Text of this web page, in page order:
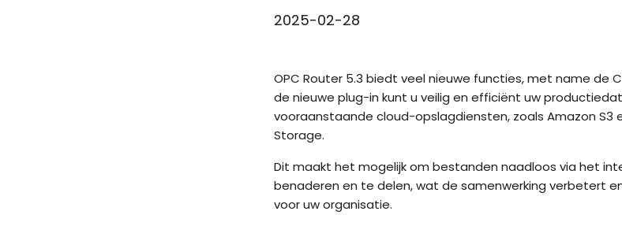
2025-02-28
OPC Router 5.3 biedt veel nieuwe functies, met name de
de nieuwe plug-in kunt u veilig en efficiënt uw
vooraanstaande cloud-opslagdiensten, zoals Amazon S3
Storage.
Dit maakt het mogelijk om bestanden naadloos via het
benaderen en te delen, wat de samenwerking verbetert
voor uw organisatie.